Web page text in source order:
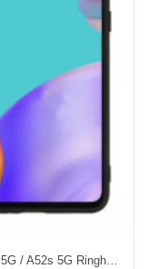
Hoesje voor Samsung Galaxy A52 4G / A52 5G / A52s 5G Ringhouder In Slangenstijl